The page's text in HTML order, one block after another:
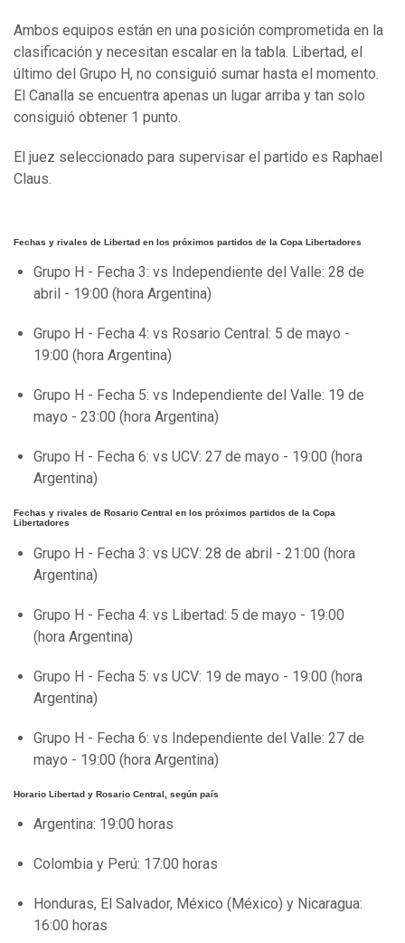
Ambos equipos están en una posición comprometida en la
clasificación y necesitan escalar en la tabla. Libertad, el
último del Grupo H, no consiguió sumar hasta el momento.
El Canalla se encuentra apenas un lugar arriba y tan solo
consiguió obtener 1 punto.
El juez seleccionado para supervisar el partido es Raphael
Claus.
Fechas y rivales de Libertad en los próximos partidos de la Copa Libertadores
Grupo H - Fecha 3: vs Independiente del Valle: 28 de
abril - 19:00 (hora Argentina)
Grupo H - Fecha 4: vs Rosario Central: 5 de mayo -
19:00 (hora Argentina)
Grupo H - Fecha 5: vs Independiente del Valle: 19 de
mayo - 23:00 (hora Argentina)
Grupo H - Fecha 6: vs UCV: 27 de mayo - 19:00 (hora
Argentina)
Fechas y rivales de Rosario Central en los próximos partidos de la Copa
Libertadores
Grupo H - Fecha 3: vs UCV: 28 de abril - 21:00 (hora
Argentina)
Grupo H - Fecha 4: vs Libertad: 5 de mayo - 19:00
(hora Argentina)
Grupo H - Fecha 5: vs UCV: 19 de mayo - 19:00 (hora
Argentina)
Grupo H - Fecha 6: vs Independiente del Valle: 27 de
mayo - 19:00 (hora Argentina)
Horario Libertad y Rosario Central, según país
Argentina: 19:00 horas
Colombia y Perú: 17:00 horas
Honduras, El Salvador, México (México) y Nicaragua:
16:00 horas